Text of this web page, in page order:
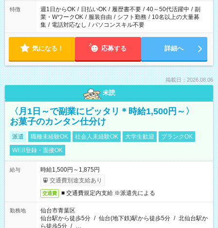
特徴 週1日からOK / 日払いOK / 履歴書不要 / 40～50代活躍中 / 副
業・WワークOK / 服装自由 / シフト勤務 / 10名以上の大量募
集 / 電話対応なし / パソコンスキル不要
気になる！ 応募する 詳細へ
掲載日：2026.08.06
未読
〈月1日～で副業にピッタリ＊時給1,500円～〉
お菓子のカンタン仕分け
派遣 職種未経験OK 社会人未経験OK 大学生歓迎
ブランクOK
WEB登録・面接OK
給与
時給1,500円～1,875円
交通費別途支給あり
交通費 ■ 交通費規定内支給 ※派遣先による
勤務地
仙台市青葉区
仙台駅から徒歩5分 / 仙台(地下鉄)駅から徒歩5分 / 北仙台駅か
ら徒歩5分 / …